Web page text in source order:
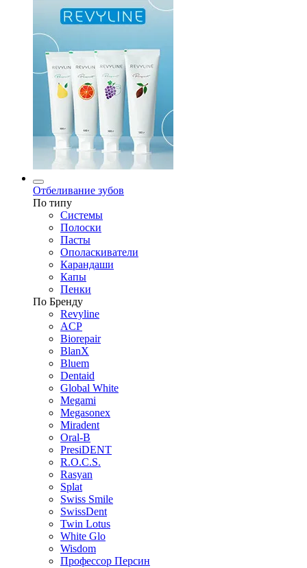
Отбеливание зубов
По типу
Системы
Полоски
Пасты
Ополаскиватели
Карандаши
Капы
Пенки
По Бренду
Revyline
ACP
Biorepair
BlanX
Bluem
Dentaid
Global White
Megami
Megasonex
Miradent
Oral-B
PresiDENT
R.O.C.S.
Rasyan
Splat
Swiss Smile
SwissDent
Twin Lotus
White Glo
Wisdom
Профессор Персин